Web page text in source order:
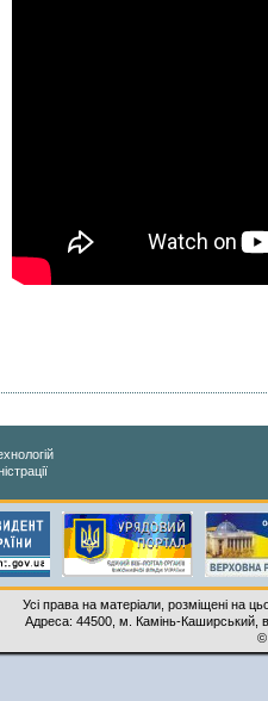
Усі права на матеріали, розміщені на
Адреса: 44500, м. Камінь-Каширський,
©